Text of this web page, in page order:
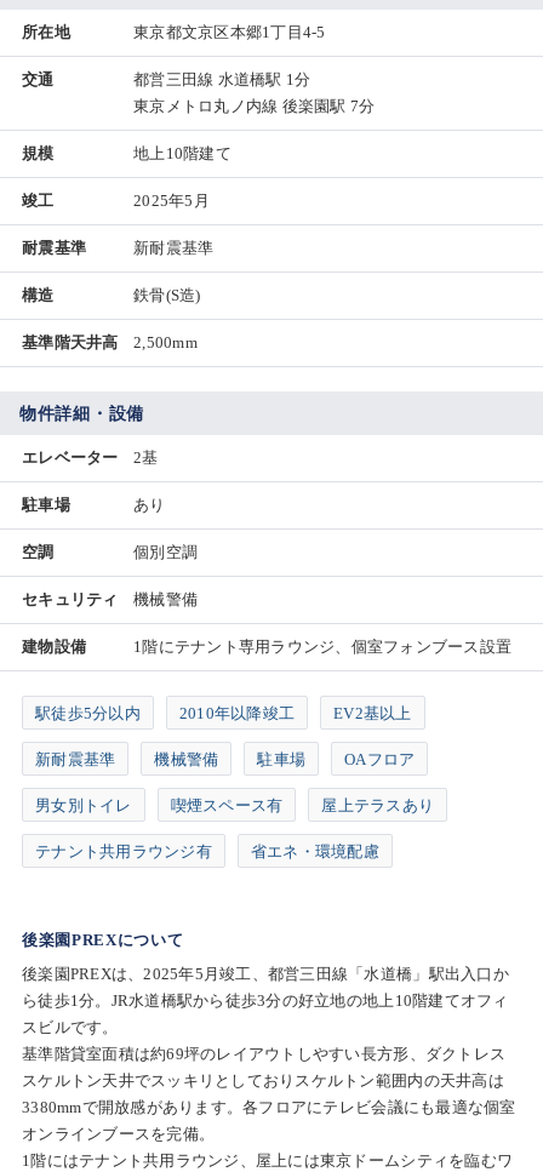
所在地 東京都文京区本郷1丁目4-5
交通
都営三田線 水道橋駅 1分
東京メトロ丸ノ内線 後楽園駅 7分
規模 地上10階建て
竣工 2025年5月
耐震基準 新耐震基準
構造 鉄骨(S造)
基準階天井高 2,500mm
物件詳細・設備
エレベーター 2基
駐車場 あり
空調 個別空調
セキュリティ 機械警備
建物設備 1階にテナント専用ラウンジ、個室フォンブース設置
駅徒歩5分以内 2010年以降竣工 EV2基以上
新耐震基準 機械警備 駐車場 OAフロア
男女別トイレ 喫煙スペース有 屋上テラスあり
テナント共用ラウンジ有 省エネ・環境配慮
後楽園PREXについて
後楽園PREXは、2025年5月竣工、都営三田線「水道橋」駅出入口か
ら徒歩1分。JR水道橋駅から徒歩3分の好立地の地上10階建てオフィ
スビルです。
基準階貸室面積は約69坪のレイアウトしやすい長方形、ダクトレス
スケルトン天井でスッキリとしておりスケルトン範囲内の天井高は
3380mmで開放感があります。各フロアにテレビ会議にも最適な個室
オンラインブースを完備。
1階にはテナント共用ラウンジ、屋上には東京ドームシティを臨むワ